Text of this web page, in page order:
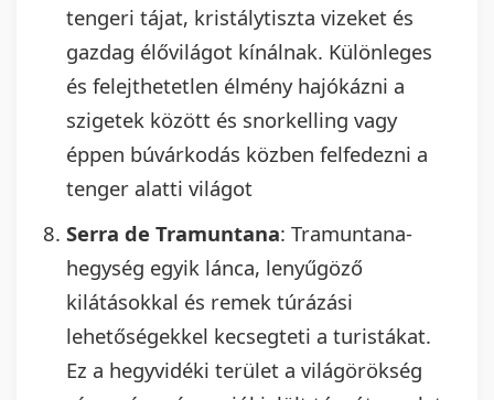
tengeri tájat, kristálytiszta vizeket és
gazdag élővilágot kínálnak. Különleges
és felejthetetlen élmény hajókázni a
szigetek között és snorkelling vagy
éppen búvárkodás közben felfedezni a
tenger alatti világot
Serra de Tramuntana: Tramuntana-
hegység egyik lánca, lenyűgöző
kilátásokkal és remek túrázási
lehetőségekkel kecsegteti a turistákat.
Ez a hegyvidéki terület a világörökség